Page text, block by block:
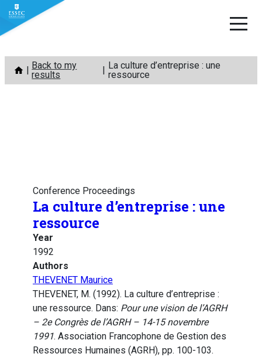
Skip
content
Back to my
results
La culture d’entreprise : une
ressource
Conference Proceedings
La culture d’entreprise : une
ressource
Year
1992
Authors
THEVENET Maurice
THEVENET, M. (1992). La culture d’entreprise :
une ressource. Dans: Pour une vision de l’AGRH
– 2e Congrès de l’AGRH – 14-15 novembre
1991. Association Francophone de Gestion des
Ressources Humaines (AGRH), pp. 100-103.